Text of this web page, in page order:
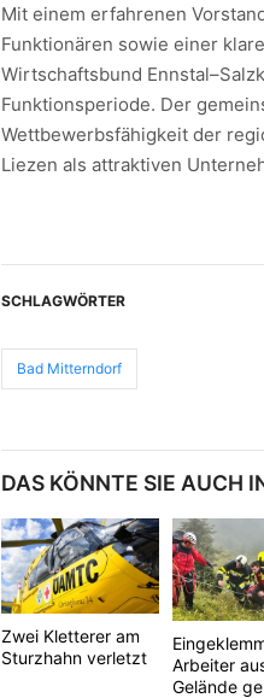
Mit einem erfahrenen
Funktionären sowie einer
Wirtschaftsbund
Funktionsperiode. Der
Wettbewerbsfähigkeit der
Liezen als attraktiven
SCHLAGWÖRTER
Bad Mitterndorf
DAS KÖNNTE SIE AUCH
Zwei Kletterer am
Sturzhahn verletzt
Arbeiter
Gelände